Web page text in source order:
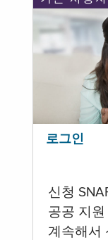
로그인
신청
공공 지
계속해서